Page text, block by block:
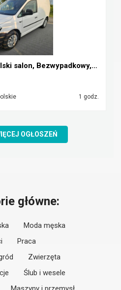
Volkswagen Caddy Polski salon, Bezwypadkowy, Kamer...
1 godz.
OGŁOSZEŃ
główne:
Moda męska
Praca
Zwierzęta
Ślub i wesele